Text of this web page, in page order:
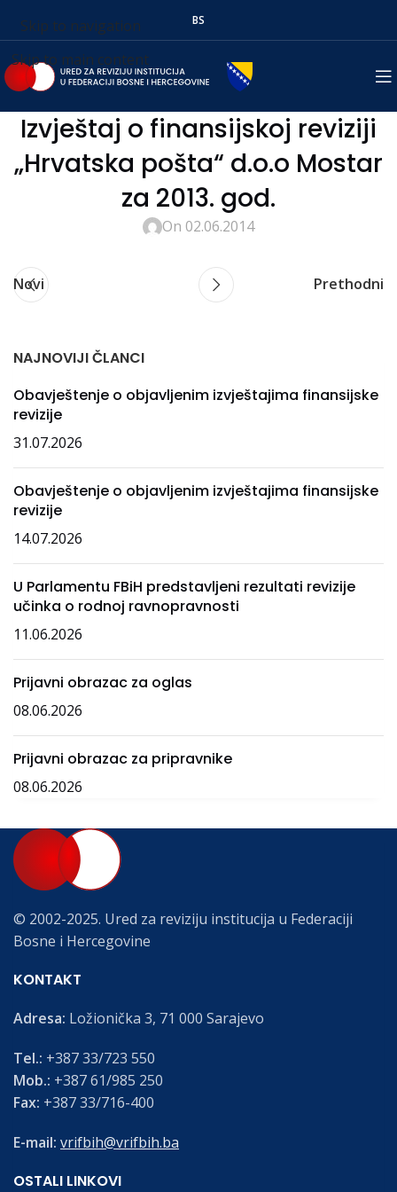
Skip to navigation
Skip to main content
BS
Izvještaj o finansijskoj reviziji
„Hrvatska pošta“ d.o.o Mostar
za 2013. god.
On 02.06.2014
Novi Prethodni
NAJNOVIJI ČLANCI
Obavještenje o objavljenim izvještajima finansijske
revizije
31.07.2026
Obavještenje o objavljenim izvještajima finansijske
revizije
14.07.2026
U Parlamentu FBiH predstavljeni rezultati revizije
učinka o rodnoj ravnopravnosti
11.06.2026
Prijavni obrazac za oglas
08.06.2026
Prijavni obrazac za pripravnike
08.06.2026
© 2002-2025. Ured za reviziju institucija u Federaciji
Bosne i Hercegovine
KONTAKT
Adresa: Ložionička 3, 71 000 Sarajevo
Tel.: +387 33/723 550
Mob.: +387 61/985 250
Fax: +387 33/716-400
E-mail: vrifbih@vrifbih.ba
OSTALI LINKOVI